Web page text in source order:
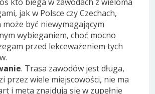
jak w Polsce czy Czechach,
może być niewymagającym
wybieganiem, choć mocno
przed lekceważeniem tych
. Trasa zawodów jest długa,
przez wiele miejscowości, nie ma
i meta znajdują się w zupełnie